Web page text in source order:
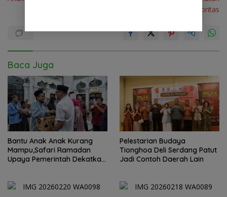
Masyarakat Adalah Prioritas
Baca Juga
Bantu Anak Anak Kurang
Mampu,Safari Ramadan
Upaya Pemerintah Dekatkan
Pelestarian Budaya
Tionghoa Deli Serdang Patut
Jadi Contoh Daerah Lain